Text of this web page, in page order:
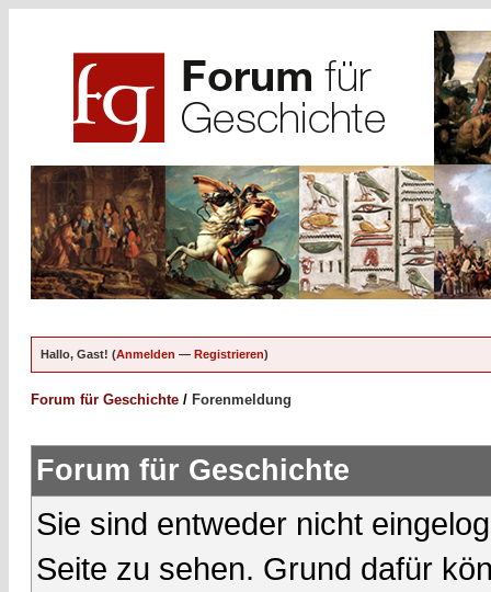
Hallo, Gast! (Anmelden — Registrieren)
Forum für Geschichte / Forenmeldung
Forum für Geschichte
Sie sind entweder nicht
Seite zu sehen. Grund dafür